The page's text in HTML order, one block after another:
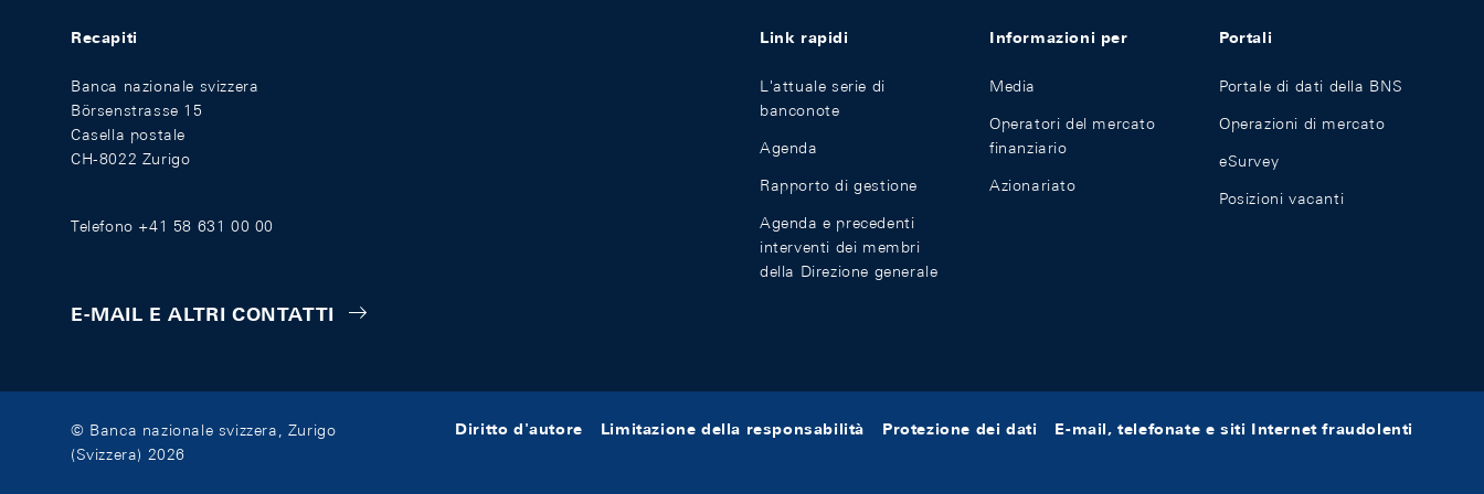
Recapiti
Banca nazionale svizzera
Börsenstrasse 15
Casella postale
CH-8022 Zurigo
Telefono +41 58 631 00 00
E-MAIL E ALTRI CONTATTI
Link rapidi
L'attuale serie di
banconote
Agenda
Rapporto di gestione
Agenda e precedenti
interventi dei membri
della Direzione generale
Informazioni per
Media
Operatori del mercato
finanziario
Azionariato
Portali
Portale di dati della BNS
Operazioni di mercato
eSurvey
Posizioni vacanti
© Banca nazionale svizzera, Zurigo
(Svizzera) 2026
Diritto d'autore Limitazione della responsabilità Protezione dei dati E-mail, telefonate e siti Internet fraudolenti